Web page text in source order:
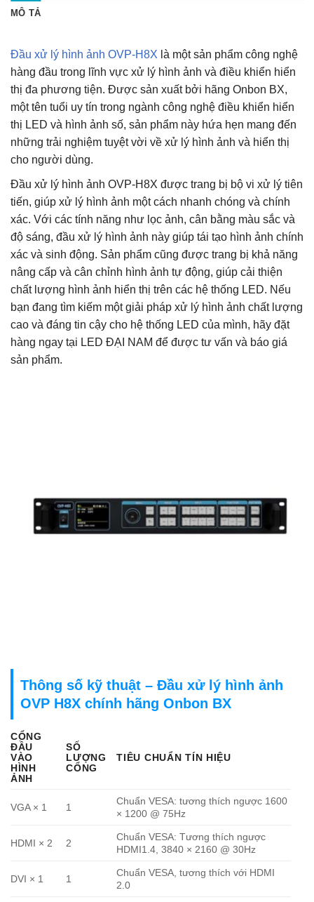
MÔ TẢ
Đầu xử lý hình ảnh OVP-H8X là một sản phẩm công nghệ
hàng đầu trong lĩnh vực xử lý hình ảnh và điều khiển hiển
thị đa phương tiện. Được sản xuất bởi hãng Onbon BX,
một tên tuổi uy tín trong ngành công nghệ điều khiển hiển
thị LED và hình ảnh số, sản phẩm này hứa hẹn mang đến
những trải nghiệm tuyệt vời về xử lý hình ảnh và hiển thị
cho người dùng.
Đầu xử lý hình ảnh OVP-H8X được trang bị bộ vi xử lý tiên
tiến, giúp xử lý hình ảnh một cách nhanh chóng và chính
xác. Với các tính năng như lọc ảnh, cân bằng màu sắc và
độ sáng, đầu xử lý hình ảnh này giúp tái tạo hình ảnh chính
xác và sinh động. Sản phẩm cũng được trang bị khả năng
nâng cấp và cân chỉnh hình ảnh tự động, giúp cải thiện
chất lượng hình ảnh hiển thị trên các hệ thống LED. Nếu
bạn đang tìm kiếm một giải pháp xử lý hình ảnh chất lượng
cao và đáng tin cậy cho hệ thống LED của mình, hãy đặt
hàng ngay tại LED ĐẠI NAM để được tư vấn và báo giá
sản phẩm.
Thông số kỹ thuật – Đầu xử lý hình ảnh
OVP H8X chính hãng Onbon BX
CỔNG
ĐẦU
VÀO
HÌNH
ẢNH
SỐ
LƯỢNG
CỔNG
TIÊU CHUẨN TÍN HIỆU
VGA × 1 1
Chuẩn VESA: tương thích ngược 1600
× 1200 @ 75Hz
HDMI × 2 2
Chuẩn VESA: Tương thích ngược
HDMI1.4, 3840 × 2160 @ 30Hz
DVI × 1 1
Chuẩn VESA, tương thích với HDMI
2.0